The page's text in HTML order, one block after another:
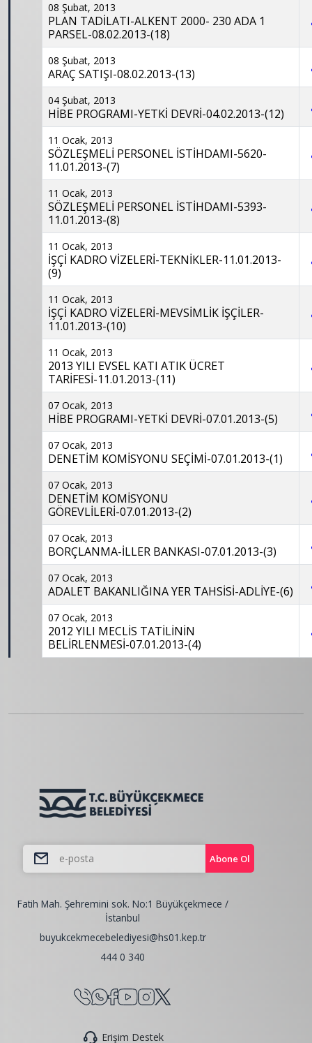
08 Şubat, 2013
PLAN TADİLATI-ALKENT 2000- 230 ADA 1
PARSEL-08.02.2013-(18)
08 Şubat, 2013
ARAÇ SATIŞI-08.02.2013-(13)
04 Şubat, 2013
HİBE PROGRAMI-YETKİ DEVRİ-04.02.2013-(12)
11 Ocak, 2013
SÖZLEŞMELİ PERSONEL İSTİHDAMI-5620-
11.01.2013-(7)
11 Ocak, 2013
SÖZLEŞMELİ PERSONEL İSTİHDAMI-5393-
11.01.2013-(8)
11 Ocak, 2013
İŞÇİ KADRO VİZELERİ-TEKNİKLER-11.01.2013-
(9)
11 Ocak, 2013
İŞÇİ KADRO VİZELERİ-MEVSİMLİK İŞÇİLER-
11.01.2013-(10)
11 Ocak, 2013
2013 YILI EVSEL KATI ATIK ÜCRET
TARİFESİ-11.01.2013-(11)
07 Ocak, 2013
HİBE PROGRAMI-YETKİ DEVRİ-07.01.2013-(5)
07 Ocak, 2013
DENETİM KOMİSYONU SEÇİMİ-07.01.2013-(1)
07 Ocak, 2013
DENETİM KOMİSYONU
GÖREVLİLERİ-07.01.2013-(2)
07 Ocak, 2013
BORÇLANMA-İLLER BANKASI-07.01.2013-(3)
07 Ocak, 2013
ADALET BAKANLIĞINA YER TAHSİSİ-ADLİYE-(6)
07 Ocak, 2013
2012 YILI MECLİS TATİLİNİN
BELİRLENMESİ-07.01.2013-(4)
Abone Ol
Fatih Mah. Şehremini sok. No:1 Büyükçekmece /
İstanbul
buyukcekmecebelediyesi@hs01.kep.tr
444 0 340
Erişim Destek